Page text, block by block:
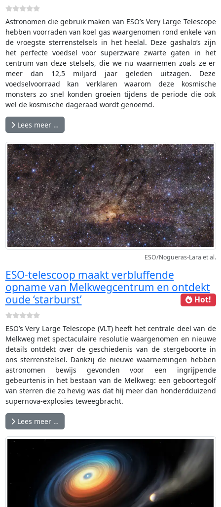
Astronomen die gebruik maken van ESO’s Very Large Telescope
hebben voorraden van koel gas waargenomen rond enkele van
de vroegste sterrenstelsels in het heelal. Deze gashalo’s zijn
het perfecte voedsel voor superzware zwarte gaten in het
centrum van deze stelsels, die we nu waarnemen zoals ze er
meer dan 12,5 miljard jaar geleden uitzagen. Deze
voedselvoorraad kan verklaren waarom deze kosmische
monsters zo snel konden groeien tijdens de periode die ook
wel de kosmische dageraad wordt genoemd.
Lees meer …
ESO/Nogueras-Lara et al.
ESO-telescoop maakt verbluffende
opname van Melkwegcentrum en ontdekt
oude ‘starburst’
Hot!
ESO’s Very Large Telescope (VLT) heeft het centrale deel van de
Melkweg met spectaculaire resolutie waargenomen en nieuwe
details ontdekt over de geschiedenis van de stergeboorte in
ons sterrenstelsel. Dankzij de nieuwe waarnemingen hebben
astronomen bewijs gevonden voor een ingrijpende
gebeurtenis in het bestaan van de Melkweg: een geboortegolf
van sterren die zo hevig was dat hij meer dan honderdduizend
supernova-explosies teweegbracht.
Lees meer …